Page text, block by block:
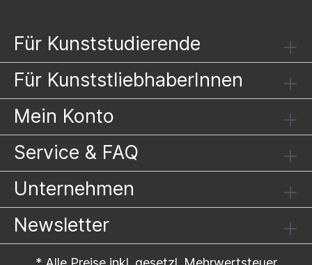
Für Kunststudierende
Für KunststliebhaberInnen
Mein Konto
Service & FAQ
Unternehmen
Newsletter